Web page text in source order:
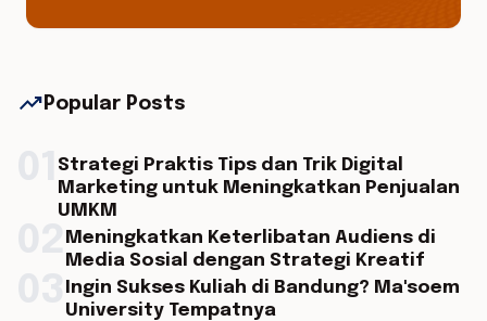
trending_up Popular Posts
Strategi Praktis Tips dan Trik Digital
Marketing untuk Meningkatkan Penjualan
UMKM
Meningkatkan Keterlibatan Audiens di
Media Sosial dengan Strategi Kreatif
Ingin Sukses Kuliah di Bandung? Ma'soem
University Tempatnya